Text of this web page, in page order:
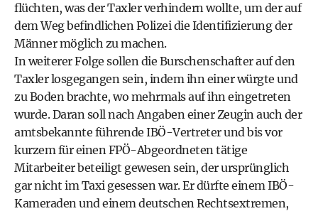
flüchten, was der Taxler verhindern wollte, um der auf
dem Weg befindlichen Polizei die Identifizierung der
Männer möglich zu machen.
In weiterer Folge sollen die Burschenschafter auf den
Taxler losgegangen sein, indem ihn einer würgte und
zu Boden brachte, wo mehrmals auf ihn eingetreten
wurde. Daran soll nach Angaben einer Zeugin auch der
amtsbekannte führende IBÖ-Vertreter und bis vor
kurzem für einen FPÖ-Abgeordneten tätige
Mitarbeiter beteiligt gewesen sein, der ursprünglich
gar nicht im Taxi gesessen war. Er dürfte einem IBÖ-
Kameraden und einem deutschen Rechtsextremen,